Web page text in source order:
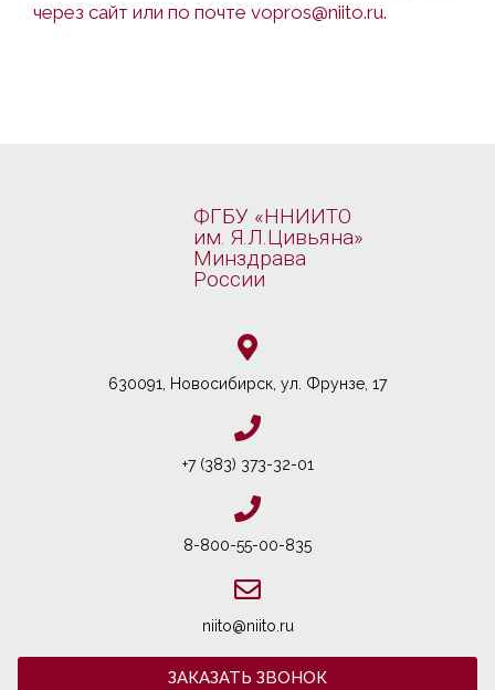
через сайт или по почте vopros@niito.ru.
ФГБУ «ННИИТО
им. Я.Л.Цивьяна»
Минздрава
России
630091, Новосибирcк, ул. Фрунзе, 17
+7 (383) 373-32-01
8-800-55-00-835
niito@niito.ru
ЗАКАЗАТЬ ЗВОНОК